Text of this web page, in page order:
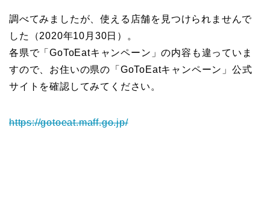
調べてみましたが、使える店舗を見つけられませんで
した（2020年10月30日）。
各県で「GoToEatキャンペーン」の内容も違っていま
すので、お住いの県の「GoToEatキャンペーン」公式
サイトを確認してみてください。
https://gotoeat.maff.go.jp/